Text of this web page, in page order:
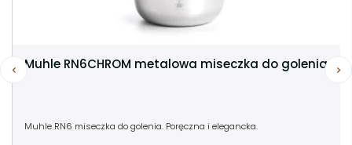
Muhle RN6CHROM metalowa miseczka do golenia
Muhle RN6 miseczka do golenia. Poręczna i elegancka.